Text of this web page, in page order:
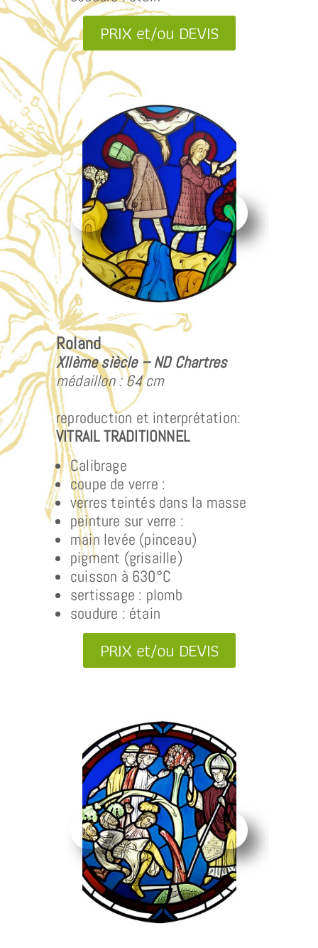
PRIX et/ou DEVIS
Roland
XIIème siècle – ND Chartres
médaillon : 64 cm
reproduction et interprétation:
VITRAIL TRADITIONNEL
Calibrage
coupe de verre :
verres teintés dans la masse
peinture sur verre :
main levée (pinceau)
pigment (grisaille)
cuisson à 630°C
sertissage : plomb
soudure : étain
PRIX et/ou DEVIS